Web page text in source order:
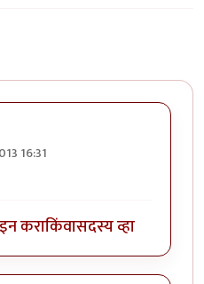
16:31
कराकिंवासदस्य व्हा